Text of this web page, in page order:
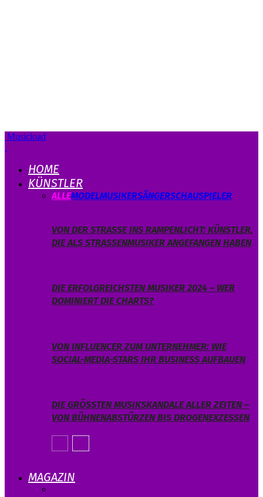
Musicload
HOME
KÜNSTLER
ALLEMODELMUSIKERSÄNGERSCHAUSPIELER
VON DER STRASSE INS RAMPENLICHT: KÜNSTLER, D
IE ALS STRASSENMUSIKER ANGEFANGEN HABEN
DIE ERFOLGREICHSTEN MUSIKER 2024 – WER
DOMINIERT DIE CHARTS?
VON INFLUENCER ZUM UNTERNEHMER: WIE
SOCIAL-MEDIA-STARS IHR BUSINESS AUFBAUEN
DIE GRÖSSTEN MUSIKSKANDALE ALLER ZEITEN – V
ON BÜHNENABSTÜRZEN BIS DROGENEXZESSEN
MAGAZIN